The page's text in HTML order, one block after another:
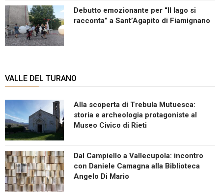
Debutto emozionante per “Il lago si
racconta” a Sant’Agapito di Fiamignano
VALLE DEL TURANO
Alla scoperta di Trebula Mutuesca:
storia e archeologia protagoniste al
Museo Civico di Rieti
Dal Campiello a Vallecupola: incontro
con Daniele Camagna alla Biblioteca
Angelo Di Mario